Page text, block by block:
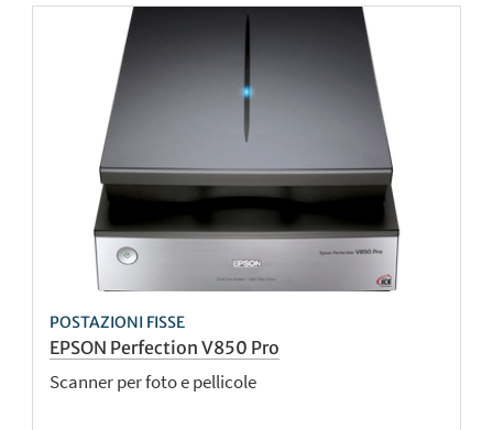
POSTAZIONI FISSE
EPSON Perfection V850 Pro
Scanner per foto e pellicole